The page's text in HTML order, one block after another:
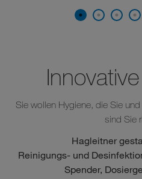
Sie wollen Hygiene, die Sie
sind Sie
Hagleitner
Reinigungs- und
Spender,